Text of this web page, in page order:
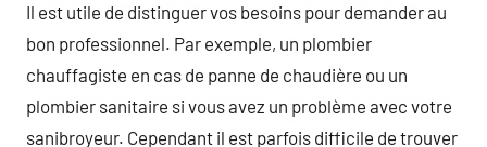
Il est utile de distinguer vos besoins pour demander au
bon professionnel. Par exemple, un plombier
chauffagiste en cas de panne de chaudière ou un
plombier sanitaire si vous avez un problème avec votre
sanibroyeur. Cependant il est parfois difficile de trouver